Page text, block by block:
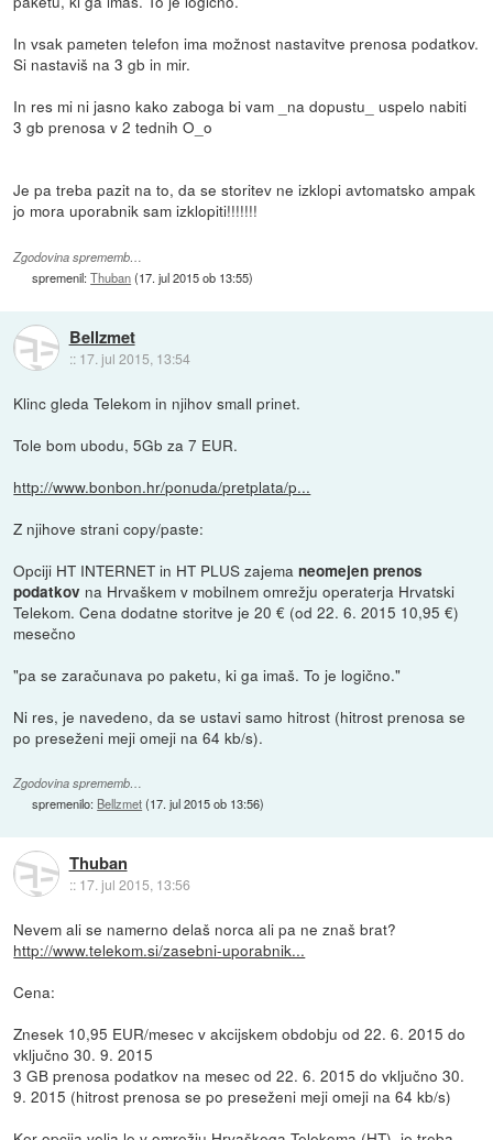
In vsak pameten telefon ima možnost nastavitve prenosa podatkov.
Si nastaviš na 3 gb in mir.
In res mi ni jasno kako zaboga bi vam _na dopustu_ uspelo nabiti
3 gb prenosa v 2 tednih O_o
Je pa treba pazit na to, da se storitev ne izklopi avtomatsko ampak
jo mora uporabnik sam izklopiti!!!!!!!
Zgodovina sprememb…
spremenil:Thuban(17. jul 2015 ob 13:55)
Bellzmet
:: 17. jul 2015, 13:54
Klinc gleda Telekom in njihov small prinet.
Tole bom ubodu, 5Gb za 7 EUR.
http://www.bonbon.hr/ponuda/pretplata/p...
Z njihove strani copy/paste:
Opciji HT INTERNET in HT PLUS zajemaneomejen prenos
podatkov na Hrvaškem v mobilnem omrežju operaterja Hrvatski
Telekom. Cena dodatne storitve je 20 € (od 22. 6. 2015 10,95 €)
mesečno
"pa se zaračunava po paketu, ki ga imaš. To je logično."
Ni res, je navedeno, da se ustavi samo hitrost (hitrost prenosa se
po preseženi meji omeji na 64 kb/s).
Zgodovina sprememb…
spremenilo: Bellzmet(17. jul 2015 ob 13:56)
Thuban
:: 17. jul 2015, 13:56
Nevem ali se namerno delaš norca ali pa ne znaš brat?
http://www.telekom.si/zasebni-uporabnik...
Cena:
Znesek 10,95 EUR/mesec v akcijskem obdobju od 22. 6. 2015 do
vključno 30. 9. 2015
3 GB prenosa podatkov na mesec od 22. 6. 2015 do vključno 30.
9. 2015 (hitrost prenosa se po preseženi meji omeji na 64 kb/s)